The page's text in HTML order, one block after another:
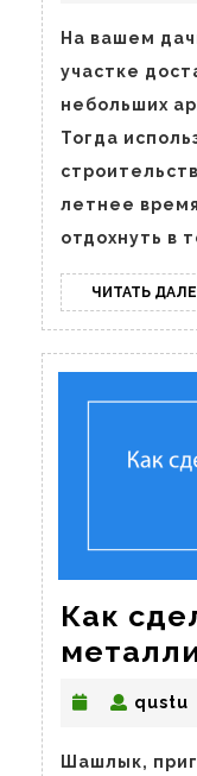
На вашем
участке
небольших
Тогда
летнее
отдохнуть в
ЧИТАТЬ
Как
qustu
Шашлык,